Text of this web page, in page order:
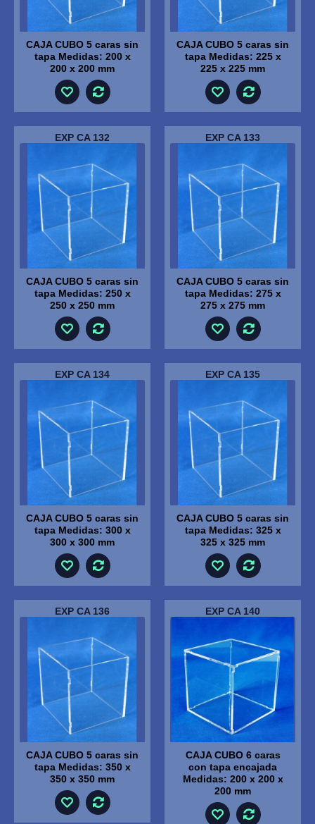
CAJA CUBO 5 caras sin
tapa Medidas: 200 x
200 x 200 mm
CAJA CUBO 5 caras sin
tapa Medidas: 225 x
225 x 225 mm
EXP CA 132
CAJA CUBO 5 caras sin
tapa Medidas: 250 x
250 x 250 mm
EXP CA 133
CAJA CUBO 5 caras sin
tapa Medidas: 275 x
275 x 275 mm
EXP CA 134
CAJA CUBO 5 caras sin
tapa Medidas: 300 x
300 x 300 mm
EXP CA 135
CAJA CUBO 5 caras sin
tapa Medidas: 325 x
325 x 325 mm
EXP CA 136
CAJA CUBO 5 caras sin
tapa Medidas: 350 x
350 x 350 mm
EXP CA 140
CAJA CUBO 6 caras
con tapa encajada
Medidas: 200 x 200 x
200 mm